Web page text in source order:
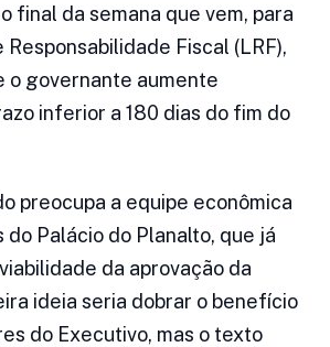
final da semana que vem, para
Responsabilidade Fiscal (LRF),
o governante aumente
inferior a 180 dias do fim do
preocupa a equipe econômica
Palácio do Planalto, que já
da aprovação da
ideia seria dobrar o benefício
do Executivo, mas o texto